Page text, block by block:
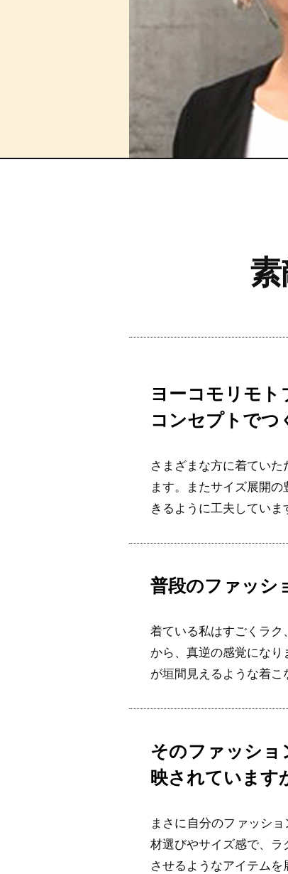
ヨーコモリモ
コンセプトでつ
さまざまな方に着てい
ます。またサイズ展開
きるように工夫していま
普段のファッシ
着ている私はすごくラ
から、真逆の感覚にな
が垣間見えるような着こ
そのファッシ
映されています
まさに自分のファッシ
材選びやサイズ感で、
させるようなアイテムを